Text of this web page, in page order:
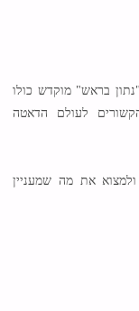
בראש" מוקדש כולו
לעולם הדאטה
ולמצוא את מה שמעניין